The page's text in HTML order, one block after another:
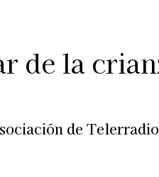
de la
de